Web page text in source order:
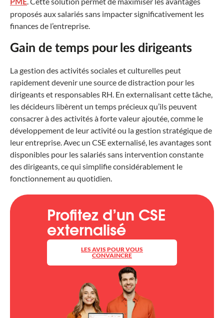
PME
proposés aux salariés sans impacter significativement les
finances de l’entreprise.
Gain de temps pour les dirigeants
La gestion des activités sociales et culturelles peut
rapidement devenir une source de distraction pour les
dirigeants et responsables RH. En externalisant cette tâche,
les décideurs libèrent un temps précieux qu’ils peuvent
consacrer à des activités à forte valeur ajoutée, comme le
développement de leur activité ou la gestion stratégique de
leur entreprise. Avec un CSE externalisé, les avantages sont
disponibles pour les salariés sans intervention constante
des dirigeants, ce qui simplifie considérablement le
fonctionnement au quotidien.
Profitez d’un CSE
externalisé
LES AVIS POUR VOUS
CONVAINCRE